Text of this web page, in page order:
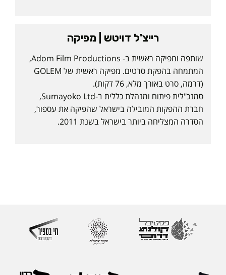
רייצ'ל דויטש | מפיקה
שותפה ומפיקה ראשית ב- Adom Film Productions,
המתמחה בהפקת סרטים. מפיקה ראשית של GOLEM
(דרמה, סרט באורך מלא, 76 דקות).
סמנכ"לית פיתוח ומנהלת כללית ב-Sumayoko Ltd,
חברת ההפקות המובילה בישראל שהפיקה את עספור,
הסדרה המצליחה ביותר בישראל בשנת 2011.